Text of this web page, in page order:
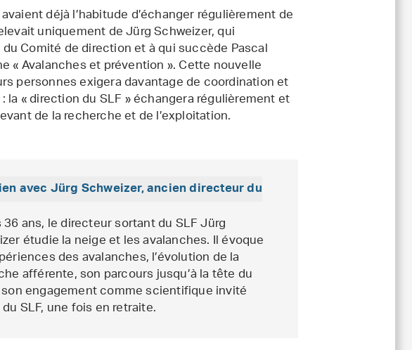
déjà l’habitude d’échanger régulièrement de
uniquement de Jürg Schweizer, qui
Comité de direction et à qui succède Pascal
« Avalanches et prévention ». Cette nouvelle
personnes exigera davantage de coordination et
« direction du SLF » échangera régulièrement et
de la recherche et de l’exploitation.
avec Jürg Schweizer, ancien directeur du
ans, le directeur sortant du SLF Jürg
étudie la neige et les avalanches. Il évoque
des avalanches, l’évolution de la
afférente, son parcours jusqu’à la tête du
engagement comme scientifique invité
SLF, une fois en retraite.